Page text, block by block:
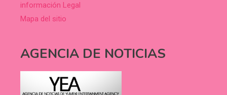
información Legal
Mapa del sitio
AGENCIA DE NOTICIAS